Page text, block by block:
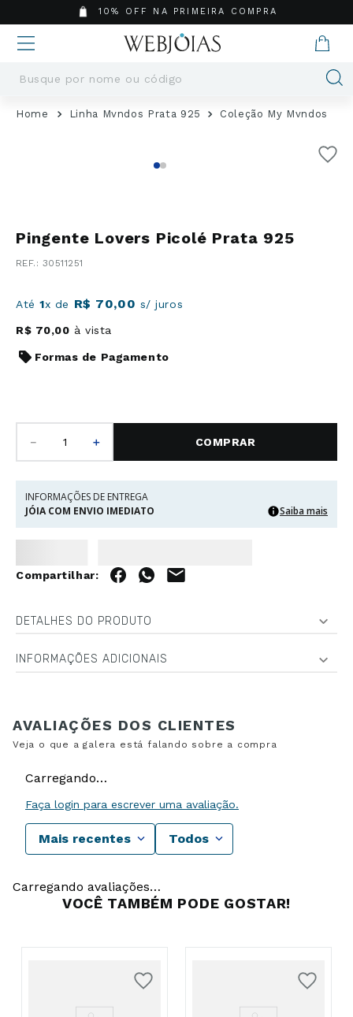
10% OFF NA PRIMEIRA COMPRA
Busque por nome ou código
Linha Mvndos Prata 925 Coleção My Mvndos
Pingente Lovers Picolé Prata 925
: 30511251
Até1x de R$ 70,00 s/ juros
R$ 70,00 à vista
Formas de Pagamento
＋
－ COMPRAR
INFORMAÇÕES DE ENTREGA
JÓIA COM ENVIO IMEDIATO
Saiba mais
DETALHES DO PRODUTO
INFORMAÇÕES ADICIONAIS
Carregando…
Faça login para escrever uma avaliação.
Mais recentes Todos
Carregando avaliações…
VOCÊ TAMBÉM PODE GOSTAR!
Termos mais buscados
6º
Argola
7º
Casamento
9º
Pingente
10 º Corrente